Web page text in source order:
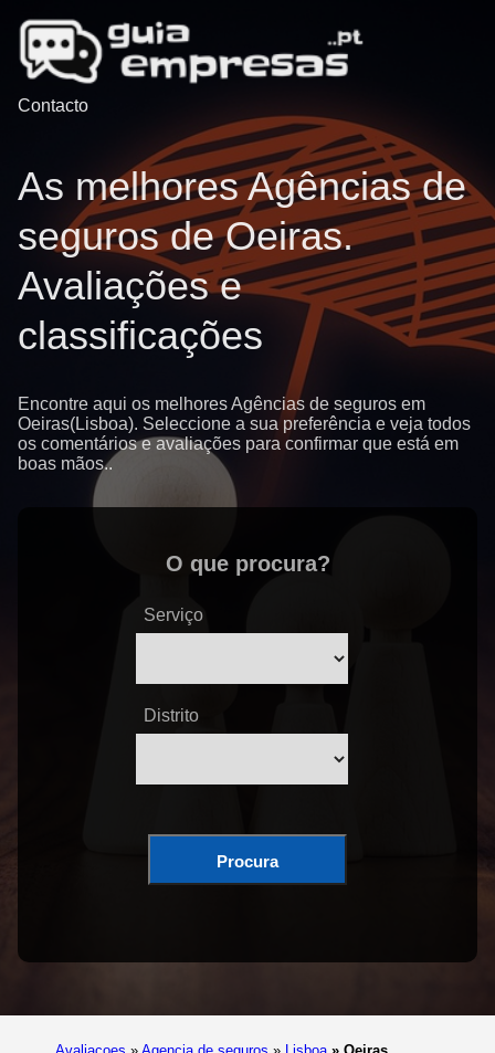
Contacto
As melhores Agências de
seguros de Oeiras.
Avaliações e
classificações
Encontre aqui os melhores Agências de seguros em
Oeiras(Lisboa). Seleccione a sua preferência e veja todos
os comentários e avaliações para confirmar que está em
boas mãos..
O que procura?
Serviço
Distrito
Procura